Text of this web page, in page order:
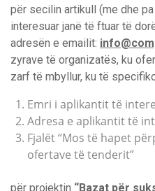
për secilin artikull (me dhe
interesuar janë të ftuar të
adresën e emailit:
zyrave të organizatës, ku
zarf të mbyllur, ku të
Emri i aplikantit të
Adresa e aplikantit të
Fjalët “Mos të hapet
ofertave të tenderit”
për projektin “Bazat për